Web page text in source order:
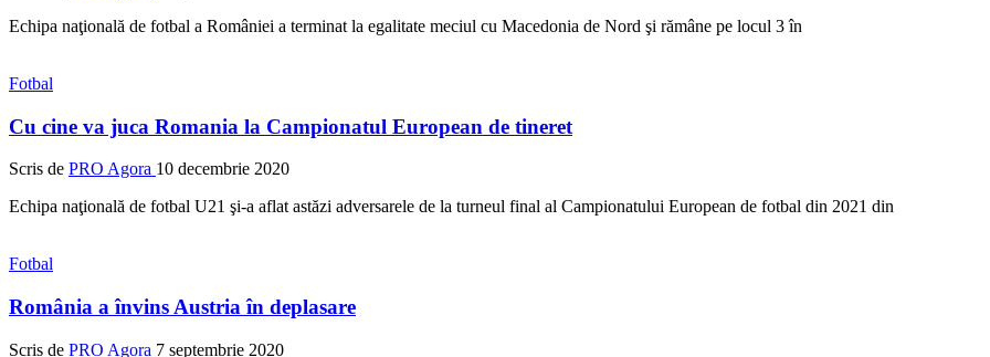
Echipa naţională de fotbal a României a terminat la egalitate meciul cu Macedonia de Nord şi rămâne pe locul 3 în
Fotbal
Cu cine va juca Romania la Campionatul European de tineret
Scris de PRO Agora 10 decembrie 2020
Echipa naţională de fotbal U21 şi-a aflat astăzi adversarele de la turneul final al Campionatului European de fotbal din 2021 din
Fotbal
România a învins Austria în deplasare
Scris de PRO Agora 7 septembrie 2020